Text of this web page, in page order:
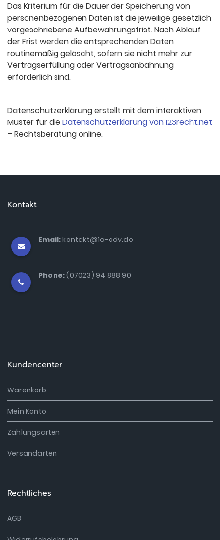
Das Kriterium für die Dauer der Speicherung von
personenbezogenen Daten ist die jeweilige gesetzlich
vorgeschriebene Aufbewahrungsfrist. Nach Ablauf
der Frist werden die entsprechenden Daten
routinemäßig gelöscht, sofern sie nicht mehr zur
Vertragserfüllung oder Vertragsanbahnung
erforderlich sind.
Datenschutzerklärung erstellt mit dem interaktiven
Muster für dieDatenschutzerklärung von 123recht.net
– Rechtsberatung online.
Kontakt
Email:kontakt@1a-edv.de
Phone:(07023) 94 888 90
Kundencenter
Warenkorb
Mein Konto
Zahlungsarten
Versandarten
Rechtliches
AGB